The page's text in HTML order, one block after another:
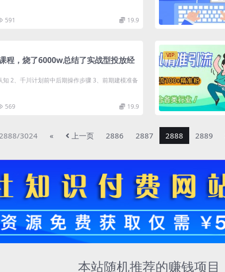
591 19.9
程，烧了6000w总结了实战型投放经
2、千川计划前中后期操作步骤 3、前期建模准备
569 19.9
VIP
2888/3024 « 上一页 2886 2887 2888 2889
本站随机推荐的赚钱项目